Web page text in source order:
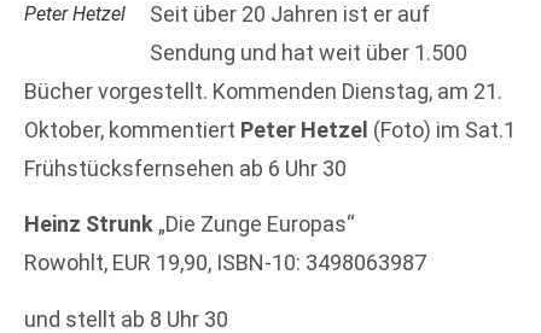
Peter Hetzel
Seit über 20 Jahren ist er auf
Sendung und hat weit über 1.500
Bücher vorgestellt. Kommenden Dienstag, am 21.
Oktober, kommentiert Peter Hetzel (Foto) im Sat.1
Frühstücksfernsehen ab 6 Uhr 30
Heinz Strunk „Die Zunge Europas“
Rowohlt, EUR 19,90, ISBN-10: 3498063987
und stellt ab 8 Uhr 30